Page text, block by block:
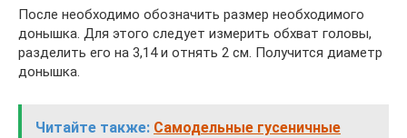
После необходимо обозначить размер необходимого
донышка. Для этого следует измерить обхват головы,
разделить его на 3,14 и отнять 2 см. Получится диаметр
донышка.
Читайте также: Самодельные гусеничные